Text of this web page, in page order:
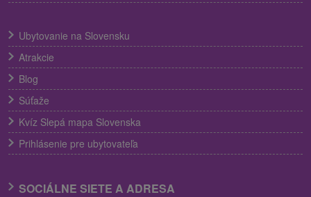
Ubytovanie na Slovensku
Atrakcie
Blog
Súťaže
Kvíz Slepá mapa Slovenska
Prihlásenie pre ubytovateľa
SOCIÁLNE SIETE A ADRESA